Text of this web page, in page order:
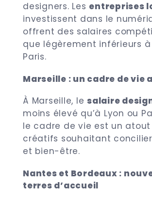
designers. Les entreprises
investissent dans le
offrent des salaires
que légèrement inférieurs
Paris.
Marseille : un cadre de
À Marseille, le salaire
moins élevé qu’à Lyon ou
le cadre de vie est un atout
créatifs souhaitant
et bien-être.
Nantes et Bordeaux :
terres d’accueil